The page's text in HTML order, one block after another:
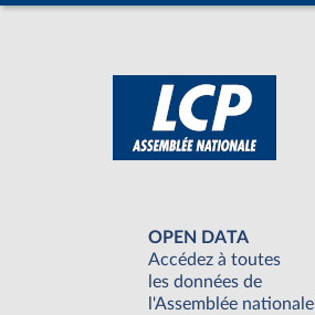
OPEN DATA
Accédez à toutes
les données de
l'Assemblée nationale